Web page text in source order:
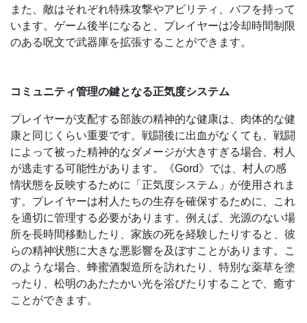
また、敵はそれぞれ特殊攻撃やアビリティ、バフを持って
います。ゲーム後半になると、プレイヤーは冷却時間制限
のある呪文で武器庫を拡張することができます。
コミュニティ管理の鍵となる正気度システム
プレイヤーが支配する部族の精神的な健康は、肉体的な健
康と同じくらい重要です。戦闘後に出血がなくても、戦闘
によって被った精神的なダメージが大きすぎる場合、村人
が逃走する可能性があります。《Gord》では、村人の感
情状態を反映するために「正気度システム」が使用されま
す。プレイヤーは村人たちの生存を確保するために、これ
を適切に管理する必要があります。例えば、光源のない場
所を長時間移動したり、家族の死を経験したりすると、彼
らの精神状態に大きな悪影響を及ぼすことがあります。こ
のような場合、蜂蜜酒製造所を訪れたり、特別な薬草を塗
ったり、松明のあたたかい光を浴びたりすることで、癒す
ことができます。